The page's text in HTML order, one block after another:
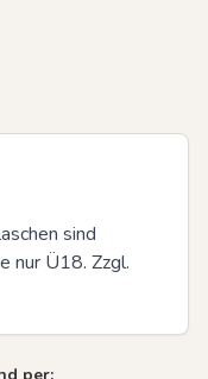
sind
nur Ü18. Zzgl.
per: